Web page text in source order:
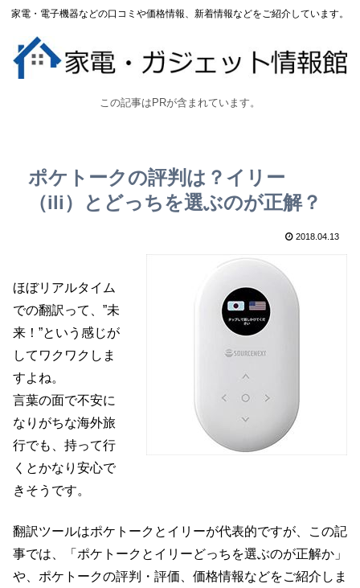
家電・電子機器などの口コミや価格情報、新着情報などをご紹介しています。
この記事はPRが含まれています。
ポケトークの評判は？イリー
（ili）とどっちを選ぶのが正解？
2018.04.13
ほぼリアルタイム
での翻訳って、”未
来！”という感じが
してワクワクしま
すよね。
言葉の面で不安に
なりがちな海外旅
行でも、持って行
くとかなり安心で
きそうです。
翻訳ツールはポケトークとイリーが代表的ですが、この記
事では、「ポケトークとイリーどっちを選ぶのが正解か」
や、ポケトークの評判・評価、価格情報などをご紹介しま